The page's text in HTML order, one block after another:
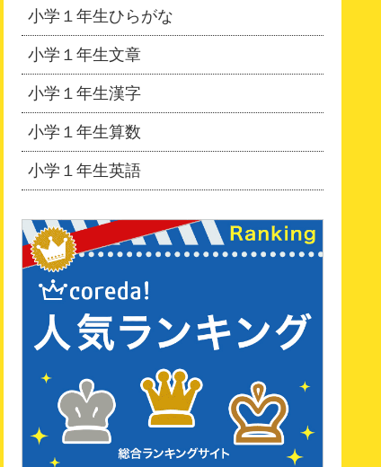
小学１年生ひらがな
小学１年生文章
小学１年生漢字
小学１年生算数
小学１年生英語